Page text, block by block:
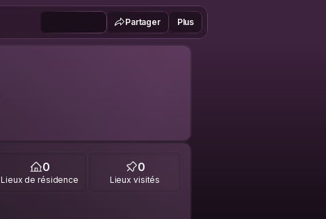
Partager Plus
0
Lieux de résidence
0
Lieux visités